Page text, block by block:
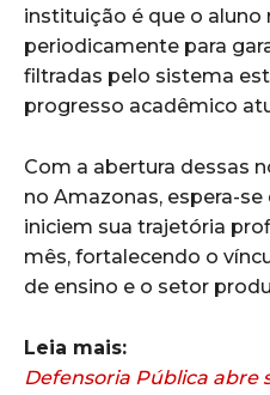
instituição é que o aluno
periodicamente para
filtradas pelo sistema
progresso acadêmico
Com a abertura dessas
no Amazonas, espera-
iniciem sua trajetória
mês, fortalecendo o
de ensino e o setor
Leia mais:
Defensoria Pública abre